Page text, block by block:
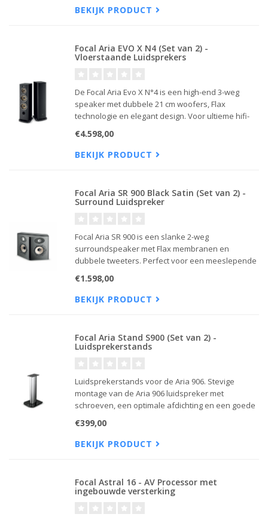
BEKIJK PRODUCT
Focal Aria EVO X N4 (Set van 2) -
Vloerstaande Luidsprekers
De Focal Aria Evo X N°4 is een high-end 3-weg
speaker met dubbele 21 cm woofers, Flax
technologie en elegant design. Voor ultieme hifi-
€4.598,00
BEKIJK PRODUCT
Focal Aria SR 900 Black Satin (Set van 2) -
Surround Luidspreker
Focal Aria SR 900 is een slanke 2-weg
surroundspeaker met Flax membranen en
dubbele tweeters. Perfect voor een meeslepende
€1.598,00
BEKIJK PRODUCT
Focal Aria Stand S900 (Set van 2) -
Luidsprekerstands
Luidsprekerstands voor de Aria 906. Stevige
montage van de Aria 906 luidspreker met
schroeven, een optimale afdichting en een goede
€399,00
BEKIJK PRODUCT
Focal Astral 16 - AV Processor met
ingebouwde versterking